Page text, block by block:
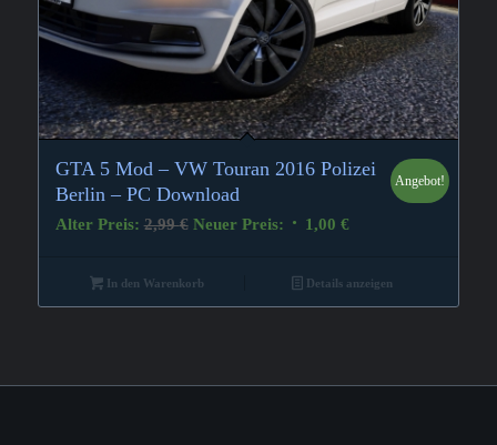
GTA 5 Mod – VW Touran 2016 Polizei
Berlin – PC Download
Alter Preis: 2,99€ Ursprünglicher
Neuer Preis: 1,00 €Aktueller
Angebot!
In den Warenkorb Details anzeigen